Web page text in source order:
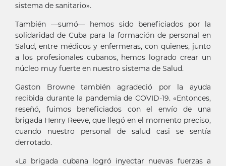
sistema de sanitario».
También —sumó— hemos sido beneficiados por la
solidaridad de Cuba para la formación de personal en
Salud, entre médicos y enfermeras, con quienes, junto
a los profesionales cubanos, hemos logrado crear un
núcleo muy fuerte en nuestro sistema de Salud.
Gaston Browne también agradeció por la ayuda
recibida durante la pandemia de COVID-19. «Entonces,
reseñó, fuimos beneficiados con el envío de una
brigada Henry Reeve, que llegó en el momento preciso,
cuando nuestro personal de salud casi se sentía
derrotado.
«La brigada cubana logró inyectar nuevas fuerzas a